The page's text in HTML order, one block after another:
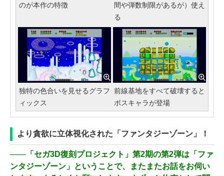
のが本作の特徴
間や弾数制限があるが）使え
る
独特の色合いを見せるグラフ
ィックス
前線基地をすべて破壊すると
ボスキャラが登場
より貪欲に立体視化された「ファンタジーゾーン」！
――「セガ3D復刻プロジェクト」第2期の第2弾は「ファ
ンタジーゾーン」ということで、またまたお話をお伺い